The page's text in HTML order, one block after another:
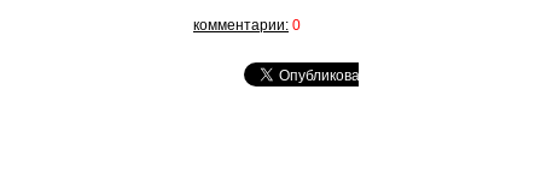
комментарии: 0